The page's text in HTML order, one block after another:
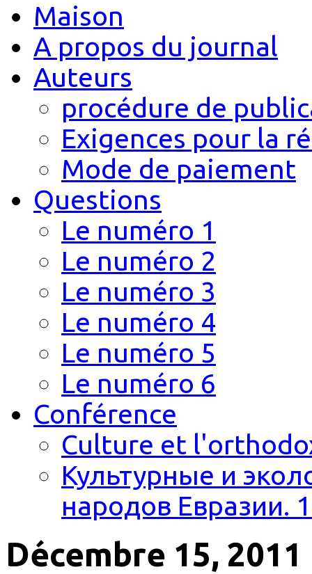
Maison
A propos du journal
Auteurs
procédure de
Exigences pour la
Mode de paiement
Questions
Le numéro 1
Le numéro 2
Le numéro 3
Le numéro 4
Le numéro 5
Le numéro 6
Conférence
Culture et
Культурные и
народов Евразии.
Décembre 15, 2011